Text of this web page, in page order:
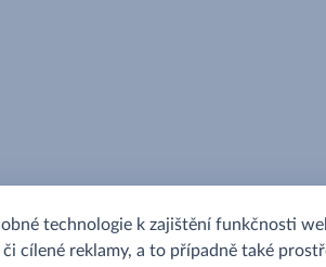
technologie k zajištění funkčnosti
cílené reklamy, a to případně také